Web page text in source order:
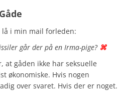
Gåde
lå i min mail forleden:
går der på en Irma-pige? ⌘
at gåden ikke har seksuelle
økonomiske. Hvis nogen
over svaret. Hvis der er noget.